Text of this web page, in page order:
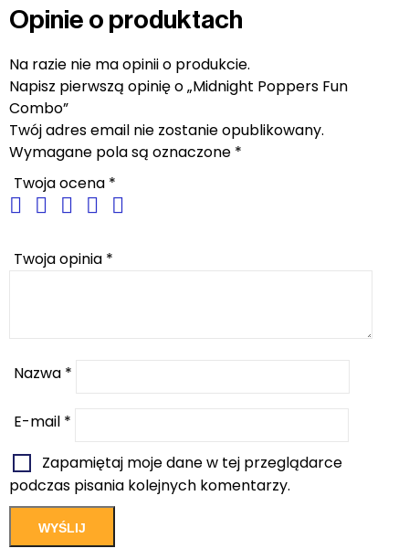
Opinie o produktach
Na razie nie ma opinii o produkcie.
Napisz pierwszą opinię o „Midnight Poppers Fun
Combo”
Twój adres email nie zostanie opublikowany.
Wymagane pola są oznaczone *
Twoja ocena *
Twoja opinia *
Nazwa *
E-mail *
Zapamiętaj moje dane w tej przeglądarce
podczas pisania kolejnych komentarzy.